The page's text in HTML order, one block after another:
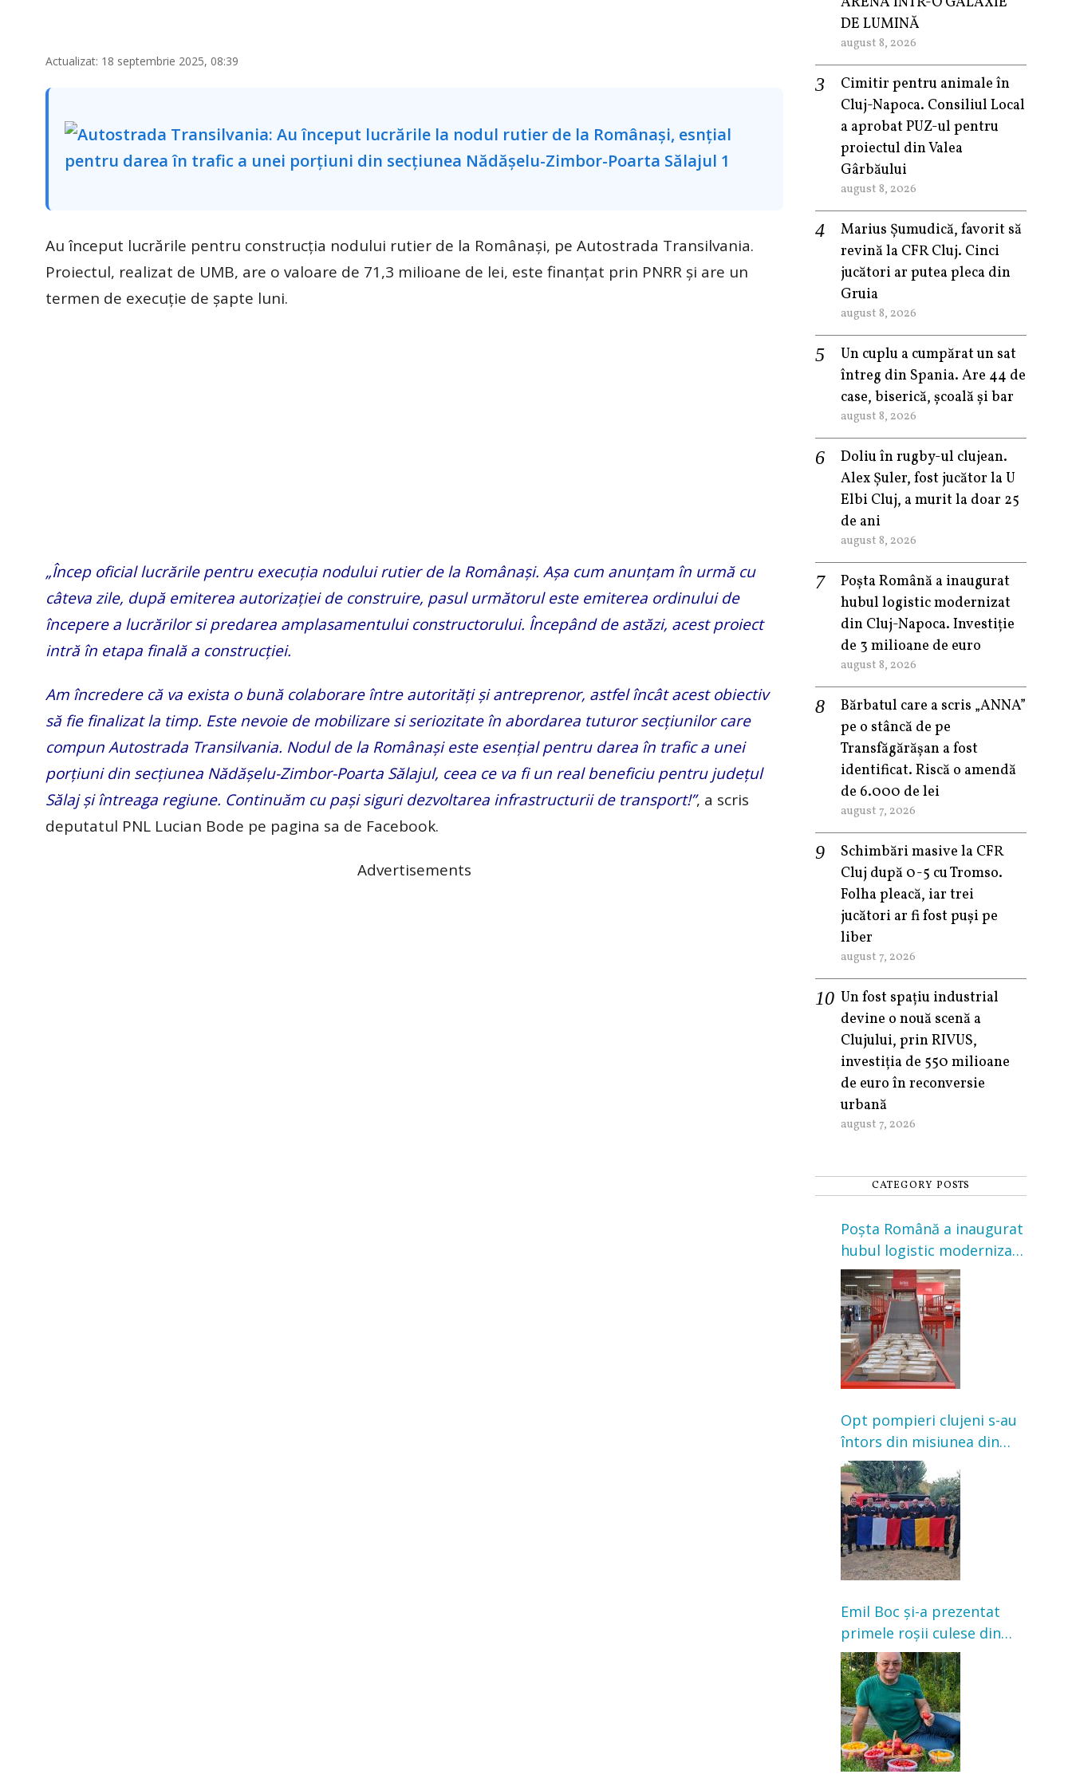
Actualizat: 18 septembrie 2025, 08:39
Au început lucrările pentru construcția nodului rutier de la Românași, pe Autostrada Transilvania.
Proiectul, realizat de UMB, are o valoare de 71,3 milioane de lei, este finanțat prin PNRR și are un
termen de execuție de șapte luni.
„Încep oficial lucrările pentru execuția nodului rutier de la Românași. Așa cum anunțam în urmă cu
câteva zile, după emiterea autorizației de construire, pasul următorul este emiterea ordinului de
începere a lucrărilor si predarea amplasamentului constructorului. Începând de astăzi, acest proiect
intră în etapa finală a construcției.
Am încredere că va exista o bună colaborare între autorități și antreprenor, astfel încât acest obiectiv
să fie finalizat la timp. Este nevoie de mobilizare si seriozitate în abordarea tuturor secțiunilor care
compun Autostrada Transilvania. Nodul de la Românași este esențial pentru darea în trafic a unei
porțiuni din secțiunea Nădășelu-Zimbor-Poarta Sălajul, ceea ce va fi un real beneficiu pentru județul
Sălaj și întreaga regiune. Continuăm cu pași siguri dezvoltarea infrastructurii de transport!”, a scris
deputatul PNL Lucian Bode pe pagina sa de Facebook.
Advertisements
DE LUMINĂ
august 8, 2026
Cimitir pentru animale în
Cluj-Napoca. Consiliul Local
a aprobat PUZ-ul pentru
proiectul din Valea
Gârbăului
august 8, 2026
Marius Șumudică, favorit să
revină la CFR Cluj. Cinci
jucători ar putea pleca din
Gruia
august 8, 2026
Un cuplu a cumpărat un sat
întreg din Spania. Are 44 de
case, biserică, școală și bar
august 8, 2026
Doliu în rugby-ul clujean.
Alex Șuler, fost jucător la U
Elbi Cluj, a murit la doar 25
de ani
august 8, 2026
Poșta Română a inaugurat
hubul logistic modernizat
din Cluj-Napoca. Investiție
de 3 milioane de euro
august 8, 2026
Bărbatul care a scris „ANNA”
pe o stâncă de pe
Transfăgărășan a fost
identificat. Riscă o amendă
de 6.000 de lei
august 7, 2026
Schimbări masive la CFR
Cluj după 0-5 cu Tromso.
Folha pleacă, iar trei
jucători ar fi fost puși pe
liber
august 7, 2026
Un fost spațiu industrial
devine o nouă scenă a
Clujului, prin RIVUS,
investiția de 550 milioane
de euro în reconversie
urbană
august 7, 2026
CATEGORY POSTS
Poșta Română a inaugurat
hubul logistic modernizat
din Cluj-Napoca. Investiție
de 3 milioane de euro
Opt pompieri clujeni s-au
întors din misiunea din
Franța. Au intervenit la
incendii de vegetație și
pădure
Emil Boc și-a prezentat
primele roșii culese din
grădină: „Niciun magazin
nu poate oferi această
satisfacție”